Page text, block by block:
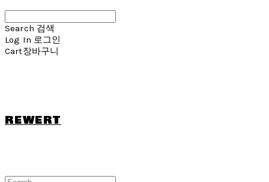
Search 검색
Log In 로그인
Cart장바구니
REWERT